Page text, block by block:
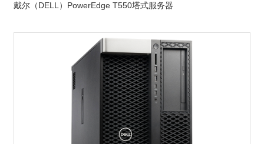
戴尔（DELL）PowerEdge T550塔式服务器